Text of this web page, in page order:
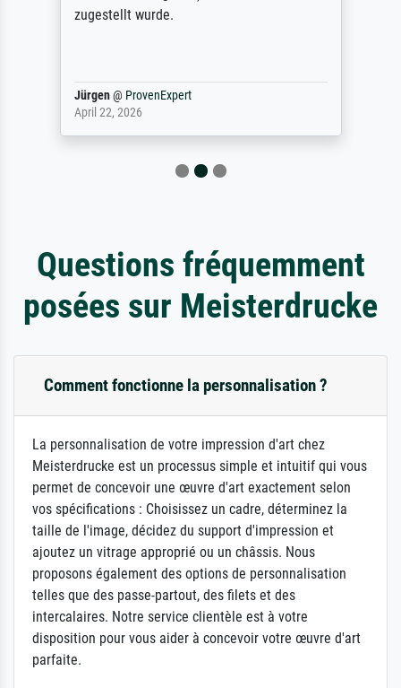
zugestellt wurde.
Jürgen@ ProvenExpert
April 22, 2026
Questions fréquemment
posées sur Meisterdrucke
Comment fonctionne la personnalisation ?
La personnalisation de votre impression d'art chez
Meisterdrucke est un processus simple et intuitif qui vous
permet de concevoir une œuvre d'art exactement selon
vos spécifications : Choisissez un cadre, déterminez la
taille de l'image, décidez du support d'impression et
ajoutez un vitrage approprié ou un châssis. Nous
proposons également des options de personnalisation
telles que des passe-partout, des filets et des
intercalaires. Notre service clientèle est à votre
disposition pour vous aider à concevoir votre œuvre d'art
parfaite.